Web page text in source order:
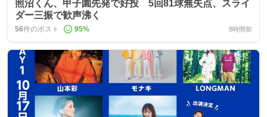
照沼くん、甲子園先発で好投 5回81球無失点、スライ
ダー三振で歓声沸く
56件のポスト 95% 8時間前